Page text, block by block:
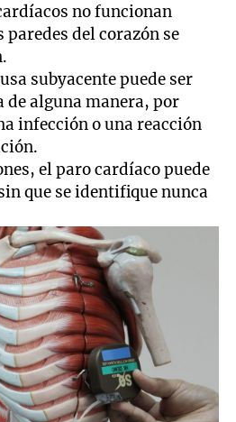
no funcionan
del corazón se
subyacente puede ser
de alguna manera, por
infección o una reacción
el paro cardíaco puede
que se identifique nunca